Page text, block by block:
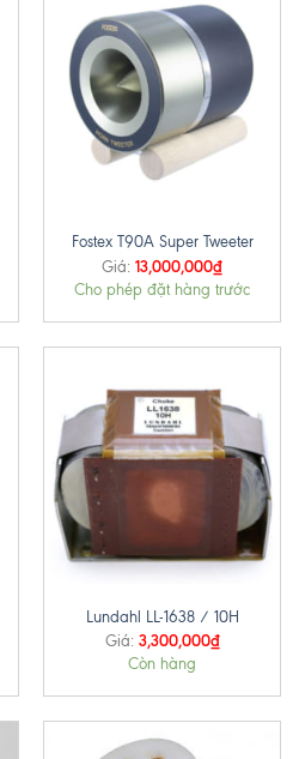
Fostex T90A Super Tweeter
Giá: 13,000,000₫
Cho phép đặt hàng trước
Lundahl LL-1638 / 10H
Giá: 3,300,000₫
Còn hàng